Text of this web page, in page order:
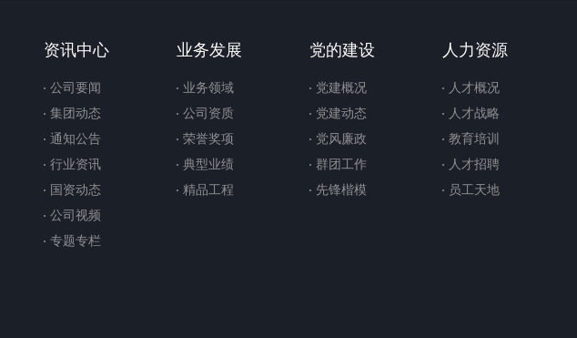
资讯中心
公司要闻
集团动态
通知公告
行业资讯
国资动态
公司视频
专题专栏
业务发展
业务领域
公司资质
荣誉奖项
典型业绩
精品工程
党的建设
党建概况
党建动态
党风廉政
群团工作
先锋楷模
人力资源
人才概况
人才战略
教育培训
人才招聘
员工天地